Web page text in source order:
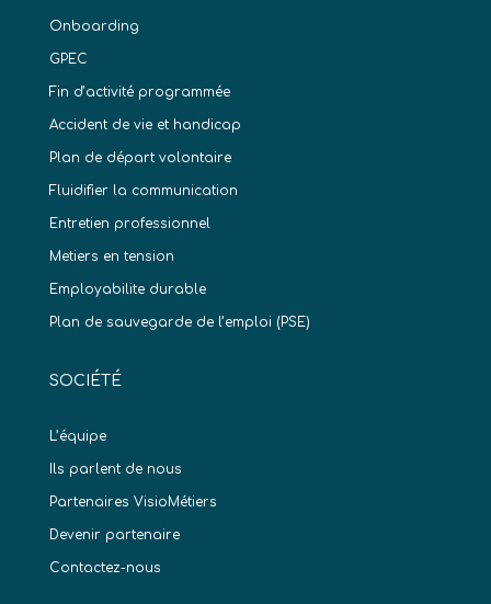
Onboarding
GPEC
Fin d’activité programmée
Accident de vie et handicap
Plan de départ volontaire
Fluidifier la communication
Entretien professionnel
Metiers en tension
Employabilite durable
Plan de sauvegarde de l’emploi (PSE)
SOCIÉTÉ
L’équipe
Ils parlent de nous
Partenaires VisioMétiers
Devenir partenaire
Contactez-nous